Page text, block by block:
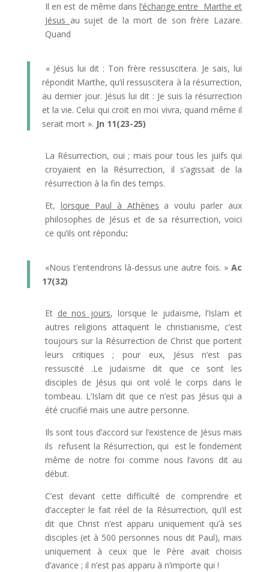
Il en est de même dansl’échange entre Marthe et
Jésus au sujet de la mort de son frère Lazare.
Quand
« Jésus lui dit : Ton frère ressuscitera. Je sais, lui
répondit Marthe, qu’il ressuscitera à la résurrection,
au dernier jour. Jésus lui dit : Je suis la résurrection
et la vie. Celui qui croit en moi vivra, quand même il
serait mort ». Jn 11(23-25)
La Résurrection, oui ; mais pour tous les juifs qui
croyaient en la Résurrection, il s’agissait de la
résurrection à la fin des temps.
Et, lorsque Paul à Athènes a voulu parler aux
philosophes de Jésus et de sa résurrection, voici
ce qu’ils ont répondu:
«Nous t’entendrons là-dessus une autre fois. »Ac
17(32)
Et de nos jours, lorsque le judaïsme, l’Islam et
autres religions attaquent le christianisme, c’est
toujours sur la Résurrection de Christ que portent
leurs critiques ; pour eux, Jésus n’est pas
ressuscité .Le judaïsme dit que ce sont les
disciples de Jésus qui ont volé le corps dans le
tombeau. L’Islam dit que ce n’est pas Jésus qui a
été crucifié mais une autre personne.
Ils sont tous d’accord sur l’existence de Jésus mais
ils refusent la Résurrection, qui est le fondement
même de notre foi comme nous l’avons dit au
début.
C’est devant cette difficulté de comprendre et
d’accepter le fait réel de la Résurrection, qu’il est
dit que Christ n’est apparu uniquement qu’à ses
disciples (et à 500 personnes nous dit Paul), mais
uniquement à ceux que le Père avait choisis
d’avance ; il n’est pas apparu à n’importe qui !